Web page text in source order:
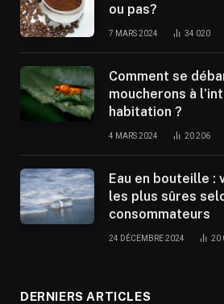
ou pas?
7 MARS 2024 34 020
Comment se
moucherons à
habitation ?
4 MARS 2024 20 206
Eau en bouteille :
les plus sûres
consommateurs
24 DÉCEMBRE 2024 20
DERNIERS ARTICLES